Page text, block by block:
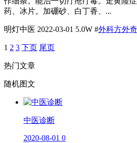
药、冰片。加硼砂、白丁香、...
明灯中医 2022-03-01 5.0W #外科方外
1 2 3 下页 尾页
热门文章
随机图文
​中医诊断
2020-08-01 0